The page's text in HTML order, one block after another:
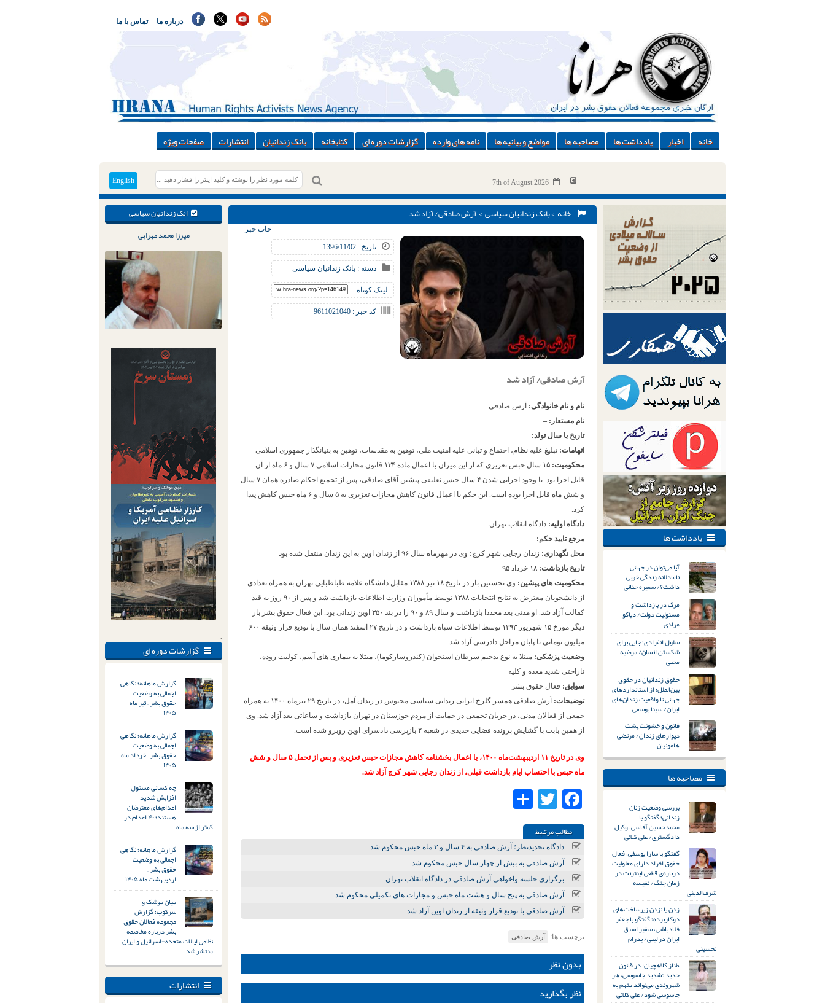
تماس با ما درباره ما
خانه اخبار یادداشت ها مصاحبه ها مواضع و بیانیه ها نامه های وارده گزارشات دوره ای کتابخانه بانک زندانیان انتشارات صفحات ویژه
English 7th of August 2026
انک زندانیان سیاسی
میرزا محمد مهرابی
.
گزارشات دوره ای
گزارش ماهانه؛ نگاهی
اجمالی به وضعیت
حقوق بشر – تیر ماه
۱۴۰۵
گزارش ماهانه؛ نگاهی
اجمالی به وضعیت
حقوق بشر – خرداد ماه
۱۴۰۵
چه کسانی مسئول
افزایش شدید
اعدام‌های معترضان
هستند؛ ۴۰ اعدام در
کمتر از سه ماه
گزارش ماهانه؛ نگاهی
اجمالی به وضعیت
حقوق بشر –
اردیبهشت ماه ۱۴۰۵
میان موشک و
سرکوب؛ گزارش
مجموعه فعالان حقوق
بشر درباره مخاصمه
نظامی ایالات متحده-اسرائیل و ایران
منتشر شد
انتشارات
خانه >بانک زندانیان سیاسی> آرش صادقی/ آزاد شد
تاریخ : 1396/11/02
دسته : بانک زندانیان سیاسی
لینک کوتاه :
کد خبر : 9611021040
چاپ خبر
آرش صادقی/ آزاد شد
نام و نام خانوادگی: آرش صادقی
نام مستعار: –
تاریخ یا سال تولد:
اتهامات: تبلیغ علیه نظام، اجتماع و تبانی علیه امنیت ملی، توهین به مقدسات، توهین به بنیانگذار جمهوری اسلامی
محکومیت:
۱۵ سال حبس تعزیری که از این میزان با اعمال ماده ۱۳۴ قانون مجازات اسلامی ۷ سال و ۶ ماه از آن
قابل اجرا بود. با وجود اجرایی شدن ۴ سال حبس تعلیقی پیشین آقای صادقی، پس از تجمیع احکام صادره همان ۷ سال
و شش ماه قابل اجرا بوده است. این حکم با اعمال قانون کاهش مجازات تعزیری به ۵ سال و ۶ ماه حبس کاهش پیدا
کرد.
دادگاه اولیه: دادگاه انقلاب تهران
مرجع تایید حکم:
محل نگهداری: زندان رجایی شهر کرج؛ وی در مهرماه سال ۹۶ از زندان اوین به این زندان منتقل شده بود
تاریخ بازداشت:
محکومیت های پیشین:
وی نخستین بار در تاریخ ۱۸ تیر ۱۳۸۸ مقابل دانشگاه علامه طباطبایی تهران به همراه تعدادی
از دانشجویان معترض به نتایج انتخابات ۱۳۸۸ توسط مأموران وزارت اطلاعات بازداشت شد و پس از ۹۰ روز به قید
کفالت آزاد شد. او مدتی بعد مجددا بازداشت و سال ۸۹ و ۹۰ را در بند ۳۵۰ اوین زندانی بود. این فعال حقوق بشر بار
دیگر مورخ ۱۵ شهریور ۱۳۹۳ توسط اطلاعات سپاه بازداشت و در تاریخ ۲۷ اسفند همان سال با تودیع قرار وثیقه ۶۰۰
میلیون تومانی تا پایان مراحل دادرسی آزاد شد.
وضعیت پزشکی: مبتلا به نوع بدخیم سرطان استخوان (کندروسارکوما)، مبتلا به بیماری های آسم، کولیت روده،
ناراحتی شدید معده و کلیه
سوابق: فعال حقوق بشر
توضیحات:
آرش صادقی همسر گلرخ ایرایی زندانی سیاسی محبوس در زندان آمل، در تاریخ ۲۹ تیرماه ۱۴۰۰ به همراه
جمعی از فعالان مدنی، در جریان تجمعی در حمایت از مردم خوزستان در تهران بازداشت و ساعاتی بعد آزاد شد. وی
از همین بابت با گشایش پرونده قضایی جدیدی در شعبه ۲ بازپرسی دادسرای اوین روبرو شده است.
وی در تاریخ ۱۱ اردیبهشت‌ماه ۱۴۰۰، با اعمال بخشنامه کاهش مجازات حبس تعزیری و پس از تحمل ۵ سال و شش
ماه حبس با احتساب ایام بازداشت قبلی، از زندان رجایی شهر کرج آزاد شد.
Facebook
Twitter
مطالب مرتـبط
دادگاه تجدیدنظر؛ آرش صادقی به ۴ سال و ۳ ماه حبس محکوم شد
آرش صادقی به بیش از چهار سال حبس محکوم شد
برگزاری جلسه واخواهی آرش صادقی در دادگاه انقلاب تهران
آرش صادقی به پنج سال و هشت ماه حبس و مجازات های تکمیلی محکوم شد
آرش صادقی با تودیع قرار وثیقه از زندان اوین آزاد شد
برچسب ها: آرش صادقی
بدون نظر
نظر بگذارید
یادداشت ها
آیا می‌توان در جهانی
ناعادلانه زندگی خوبی
داشت؟/ سمیره حنائی
مرگ در بازداشت و
مسئولیت دولت/ دیاکو
مرادی
سلول انفرادی؛ جایی برای
شکستن انسان/ مرضیه
محبی
حقوق زندانیان در حقوق
بین‌الملل؛ از استانداردهای
جهانی تا واقعیت زندان‌های
ایران/ سینا یوسفی
قانون و خشونت پشت
دیوارهای زندان/ مرتضی
هامونیان
مصاحبه ها
بررسی وضعیت زنان
زندانی؛ گفتگو با
محمدحسین آقاسی، وکیل
دادگستری/ علی کلائی
گفتگو با سارا یوسفی، فعال
حقوق افراد دارای معلولیت
درباره‌ی قطعی اینترنت در
زمان جنگ/ نفیسه
شرف‌الدینی
زدن یا نزدن زیرساخت‌های
دوکاربرده؛ گفتگو با جعفر
قنادباشی، سفیر اسبق
ایران در لیبی/ پدرام
تحسینی
طناز کلاهچیان: در قانون
جدید تشدید جاسوسی، هر
شهروندی می‌تواند متهم به
جاسوسی شود/ علی کلائی